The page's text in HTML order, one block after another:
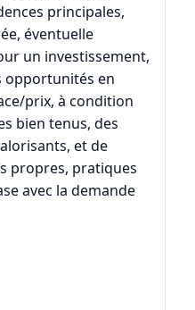
principales,
éventuelle
un investissement,
opportunités en
prix, à condition
bien tenus, des
et de
propres, pratiques
avec la demande